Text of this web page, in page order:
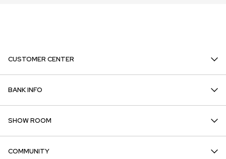
CUSTOMER CENTER
BANK INFO
SHOW ROOM
COMMUNITY